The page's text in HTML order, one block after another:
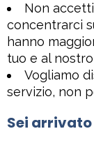
Non
concentrarci
hanno
tuo e al
Vogliamo
servizio, non
Sei